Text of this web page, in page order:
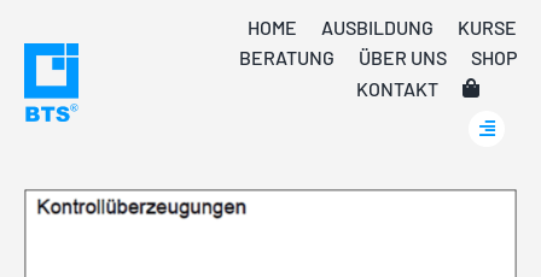
content
HOME AUSBILDUNG
KURSE
BERATUNG
ÜBER UNS
SHOP
KONTAKT